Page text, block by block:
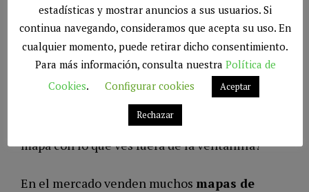
todo las guías de campo. Hay muy pocas en
español.
En cuanto a los mapas, son importantes más
allá de que viajes con conductor o alquiles un
coche. ¿No te interesa saber por dónde te
mueves? ¿Comparar las líneas y nombres del
mapa con lo que ves fuera de la ventanilla?
En el mercado venden muchos mapas de
estadísticas y mostrar anuncios a sus usuarios. Si
continua navegando, consideramos que acepta su uso. En
cualquier momento, puede retirar dicho consentimiento.
Para más información, consulta nuestra Política de
Cookies. Configurar cookies Aceptar
Rechazar